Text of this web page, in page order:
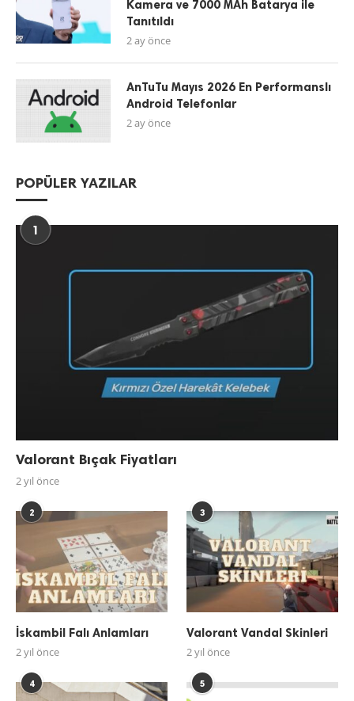
Kamera ve 7000 MAh Batarya ile
Tanıtıldı
2 ay önce
AnTuTu Mayıs 2026 En Performanslı
Android Telefonlar
2 ay önce
POPÜLER YAZILAR
1
Valorant Bıçak Fiyatları
2 yıl önce
2
İskambil Falı Anlamları
2 yıl önce
3
Valorant Vandal Skinleri
2 yıl önce
4 5